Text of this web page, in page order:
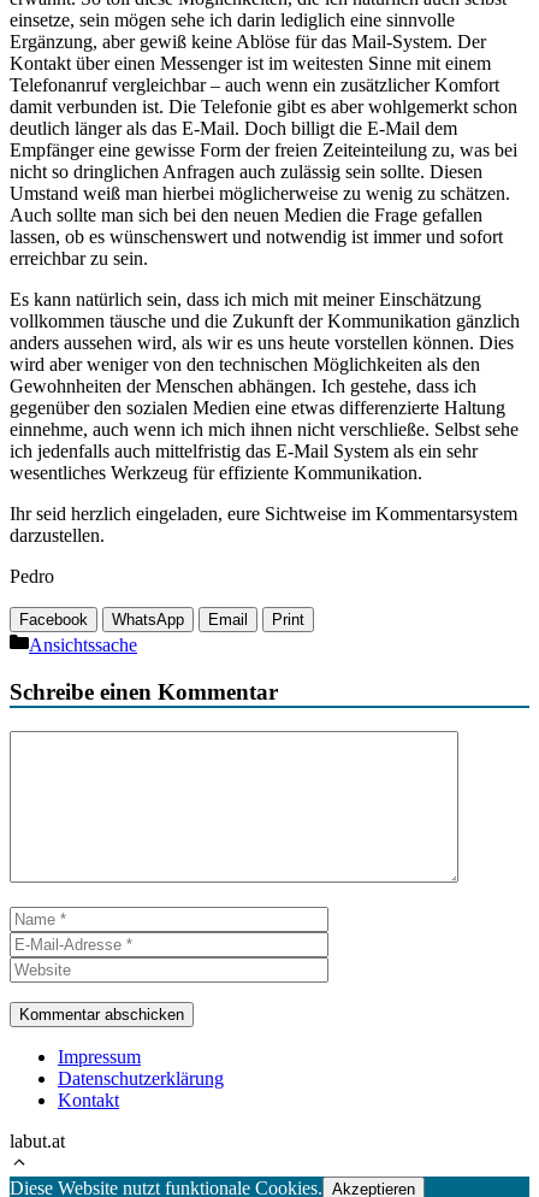
einsetze, sein mögen sehe ich darin lediglich eine sinnvolle
Ergänzung, aber gewiß keine Ablöse für das Mail-System. Der
Kontakt über einen Messenger ist im weitesten Sinne mit einem
Telefonanruf vergleichbar – auch wenn ein zusätzlicher Komfort
damit verbunden ist. Die Telefonie gibt es aber wohlgemerkt schon
deutlich länger als das E-Mail. Doch billigt die E-Mail dem
Empfänger eine gewisse Form der freien Zeiteinteilung zu, was bei
nicht so dringlichen Anfragen auch zulässig sein sollte. Diesen
Umstand weiß man hierbei möglicherweise zu wenig zu schätzen.
Auch sollte man sich bei den neuen Medien die Frage gefallen
lassen, ob es wünschenswert und notwendig ist immer und sofort
erreichbar zu sein.
Es kann natürlich sein, dass ich mich mit meiner Einschätzung
vollkommen täusche und die Zukunft der Kommunikation gänzlich
anders aussehen wird, als wir es uns heute vorstellen können. Dies
wird aber weniger von den technischen Möglichkeiten als den
Gewohnheiten der Menschen abhängen. Ich gestehe, dass ich
gegenüber den sozialen Medien eine etwas differenzierte Haltung
einnehme, auch wenn ich mich ihnen nicht verschließe. Selbst sehe
ich jedenfalls auch mittelfristig das E-Mail System als ein sehr
wesentliches Werkzeug für effiziente Kommunikation.
Ihr seid herzlich eingeladen, eure Sichtweise im Kommentarsystem
darzustellen.
Pedro
Facebook WhatsApp Email Print
Kategorien
Ansichtssache
Schreibe einen Kommentar
Name
Mail-
Adresse
Impressum
Datenschutzerklärung
Kontakt
labut.at
Diese Website nutzt funktionale Cookies. Akzeptieren